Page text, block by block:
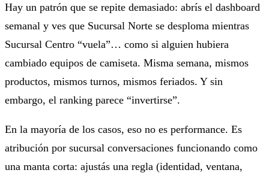
Hay un patrón que se repite demasiado: abrís el dashboard
semanal y ves que Sucursal Norte se desploma mientras
Sucursal Centro “vuela”… como si alguien hubiera
cambiado equipos de camiseta. Misma semana, mismos
productos, mismos turnos, mismos feriados. Y sin
embargo, el ranking parece “invertirse”.
En la mayoría de los casos, eso no es performance. Es
atribución por sucursal conversaciones funcionando como
una manta corta: ajustás una regla (identidad, ventana,